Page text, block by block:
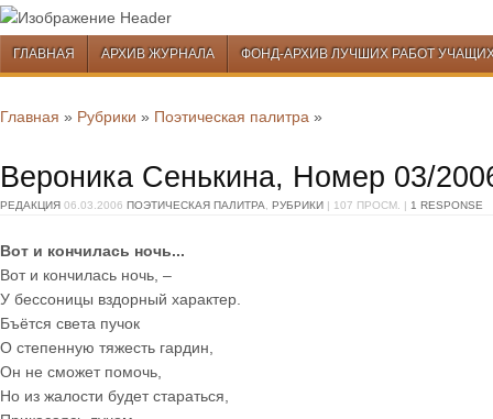
Перейти к содержимому
ГЛАВНАЯ АРХИВ ЖУРНАЛА ФОНД-АРХИВ ЛУЧШИХ РАБОТ
Главная » Рубрики » Поэтическая палитра »
Вероника Сенькина, Номер 03/
РЕДАКЦИЯ 06.03.2006 ПОЭТИЧЕСКАЯ ПАЛИТРА, РУБРИКИ | 107 ПРОСМ. | 1 RESPONSE
Вот и кончилась ночь...
Вот и кончилась ночь, –
У бессоницы вздорный характер.
Бъётся света пучок
О степенную тяжесть гардин,
Он не сможет помочь,
Но из жалости будет стараться,